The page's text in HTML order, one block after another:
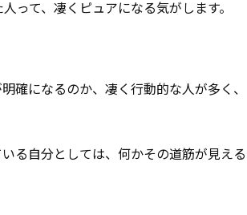
って、凄くピュアになる気がします。
確になるのか、凄く行動的な人が多く、
る自分としては、何かその道筋が見える